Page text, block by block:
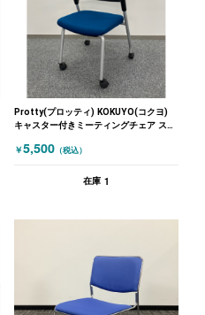
Protty(プロッティ) KOKUYO(コクヨ)
キャスター付きミーティングチェア スタ
￥5,500 （税込）
在庫 1